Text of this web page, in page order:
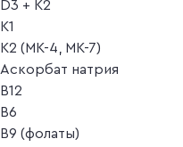
D3 + K2
K1
K2 (MK-4, MK-7)
Аскорбат натрия
В12
В6
В9 (фолаты)